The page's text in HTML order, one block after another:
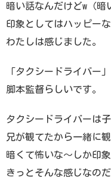
暗い話なんだけどw（暗
印象としてはハッピー
わたしは感じました。
「タクシードライバー
脚本監督らしいです。
タクシードライバーは
兄が観てたから一緒に観
暗くて怖いな〜しか印
きっとそんな感じなのだ